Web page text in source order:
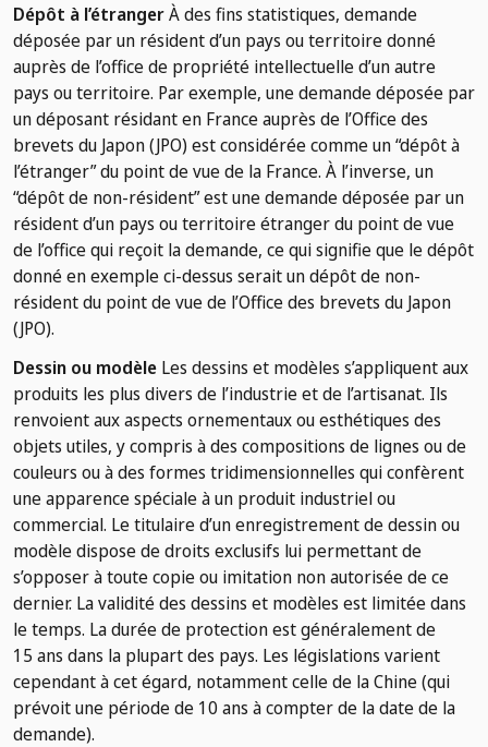
Dépôt à l’étrangerÀ des fins statistiques, demande
déposée par un résident d’un pays ou territoire donné
auprès de l’office de propriété intellectuelle d’un autre
pays ou territoire. Par exemple, une demande déposée par
un déposant résidant en France auprès de l’Office des
brevets du Japon (JPO) est considérée comme un “dépôt à
l’étranger” du point de vue de la France. À l’inverse, un
“dépôt de non-résident” est une demande déposée par un
résident d’un pays ou territoire étranger du point de vue
de l’office qui reçoit la demande, ce qui signifie que le dépôt
donné en exemple ci-dessus serait un dépôt de non-
résident du point de vue de l’Office des brevets du Japon
(JPO).
Dessin ou modèle Les dessins et modèles s’appliquent aux
produits les plus divers de l’industrie et de l’artisanat. Ils
renvoient aux aspects ornementaux ou esthétiques des
objets utiles, y compris à des compositions de lignes ou de
couleurs ou à des formes tridimensionnelles qui confèrent
une apparence spéciale à un produit industriel ou
commercial. Le titulaire d’un enregistrement de dessin ou
modèle dispose de droits exclusifs lui permettant de
s’opposer à toute copie ou imitation non autorisée de ce
dernier. La validité des dessins et modèles est limitée dans
le temps. La durée de protection est généralement de
15 ans dans la plupart des pays. Les législations varient
cependant à cet égard, notamment celle de la Chine (qui
prévoit une période de 10 ans à compter de la date de la
demande).